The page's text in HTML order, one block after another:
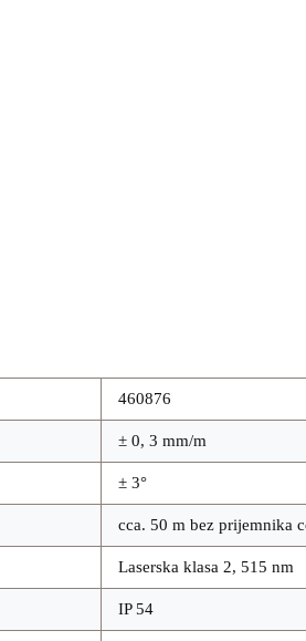
460876
± 0, 3 mm/m
± 3°
cca. 50 m bez prijemnika
Laserska klasa 2, 515 nm
IP 54